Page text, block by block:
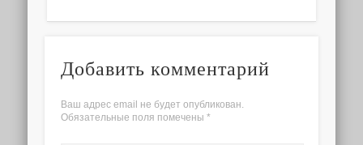
Добавить комментарий
Ваш адрес email не будет опубликован.
Обязательные поля помечены *